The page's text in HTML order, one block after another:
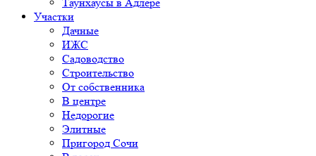
Участки
Дачные
ИЖС
Садоводство
Строительство
От собственника
В центре
Недорогие
Элитные
Пригород Сочи